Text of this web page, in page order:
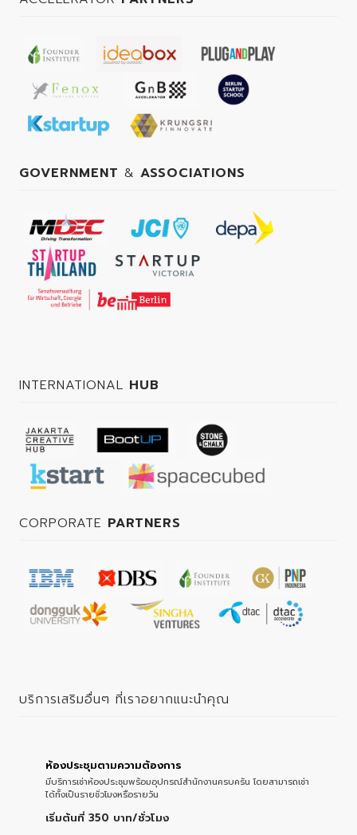
GOVERNMENT & ASSOCIATIONS
INTERNATIONAL HUB
CORPORATE PARTNERS
บริการเสริมอื่นๆ ที่เราอยากแนะนำคุณ
ห้องประชุมตามความต้องการ
มีบริการเช่าห้องประชุมพร้อมอุปกรณ์สำนักงานครบครัน โดยสามารถเช่า
ได้ทั้งเป็นรายชั่วโมงหรือรายวัน
เริ่มต้นที่ 350 บาท/ชั่วโมง